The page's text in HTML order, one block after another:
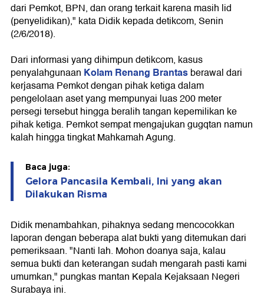
dari Pemkot, BPN, dan orang terkait karena masih lid
(penyelidikan)," kata Didik kepada detikcom, Senin
(2/6/2018).
Dari informasi yang dihimpun detikcom, kasus
penyalahgunaan Kolam Renang Brantasberawal dari
kerjasama Pemkot dengan pihak ketiga dalam
pengelolaan aset yang mempunyai luas 200 meter
persegi tersebut hingga beralih tangan kepemilikan ke
pihak ketiga. Pemkot sempat mengajukan gugqtan namun
kalah hingga tingkat Mahkamah Agung.
Baca juga:
Gelora Pancasila Kembali, Ini yang akan
Dilakukan Risma
Didik menambahkan, pihaknya sedang mencocokkan
laporan dengan beberapa alat bukti yang ditemukan dari
pemeriksaan. "Nanti lah. Mohon doanya saja, kalau
semua bukti dan keterangan sudah mengarah pasti kami
umumkan," pungkas mantan Kepala Kejaksaan Negeri
Surabaya ini.